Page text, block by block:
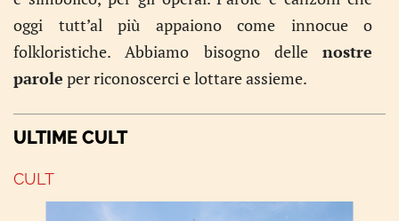
oggi tutt’al più appaiono come innocue o
folkloristiche. Abbiamo bisogno delle nostre
parole per riconoscerci e lottare assieme.
ULTIME CULT
CULT